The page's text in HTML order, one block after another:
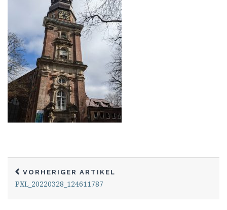
VORHERIGER ARTIKEL
PXL_20220328_124611787